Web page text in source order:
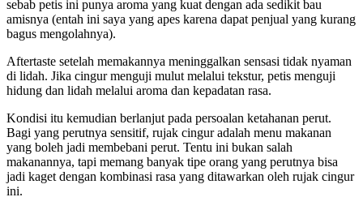
sebab petis ini punya aroma yang kuat dengan ada sedikit bau
amisnya (entah ini saya yang apes karena dapat penjual yang kurang
bagus mengolahnya).
Aftertaste setelah memakannya meninggalkan sensasi tidak nyaman
di lidah. Jika cingur menguji mulut melalui tekstur, petis menguji
hidung dan lidah melalui aroma dan kepadatan rasa.
Kondisi itu kemudian berlanjut pada persoalan ketahanan perut.
Bagi yang perutnya sensitif, rujak cingur adalah menu makanan
yang boleh jadi membebani perut. Tentu ini bukan salah
makanannya, tapi memang banyak tipe orang yang perutnya bisa
jadi kaget dengan kombinasi rasa yang ditawarkan oleh rujak cingur
ini.